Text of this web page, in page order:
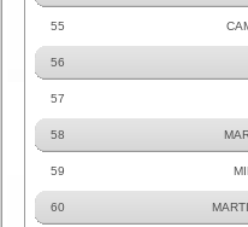
55
56
57
58
59
60